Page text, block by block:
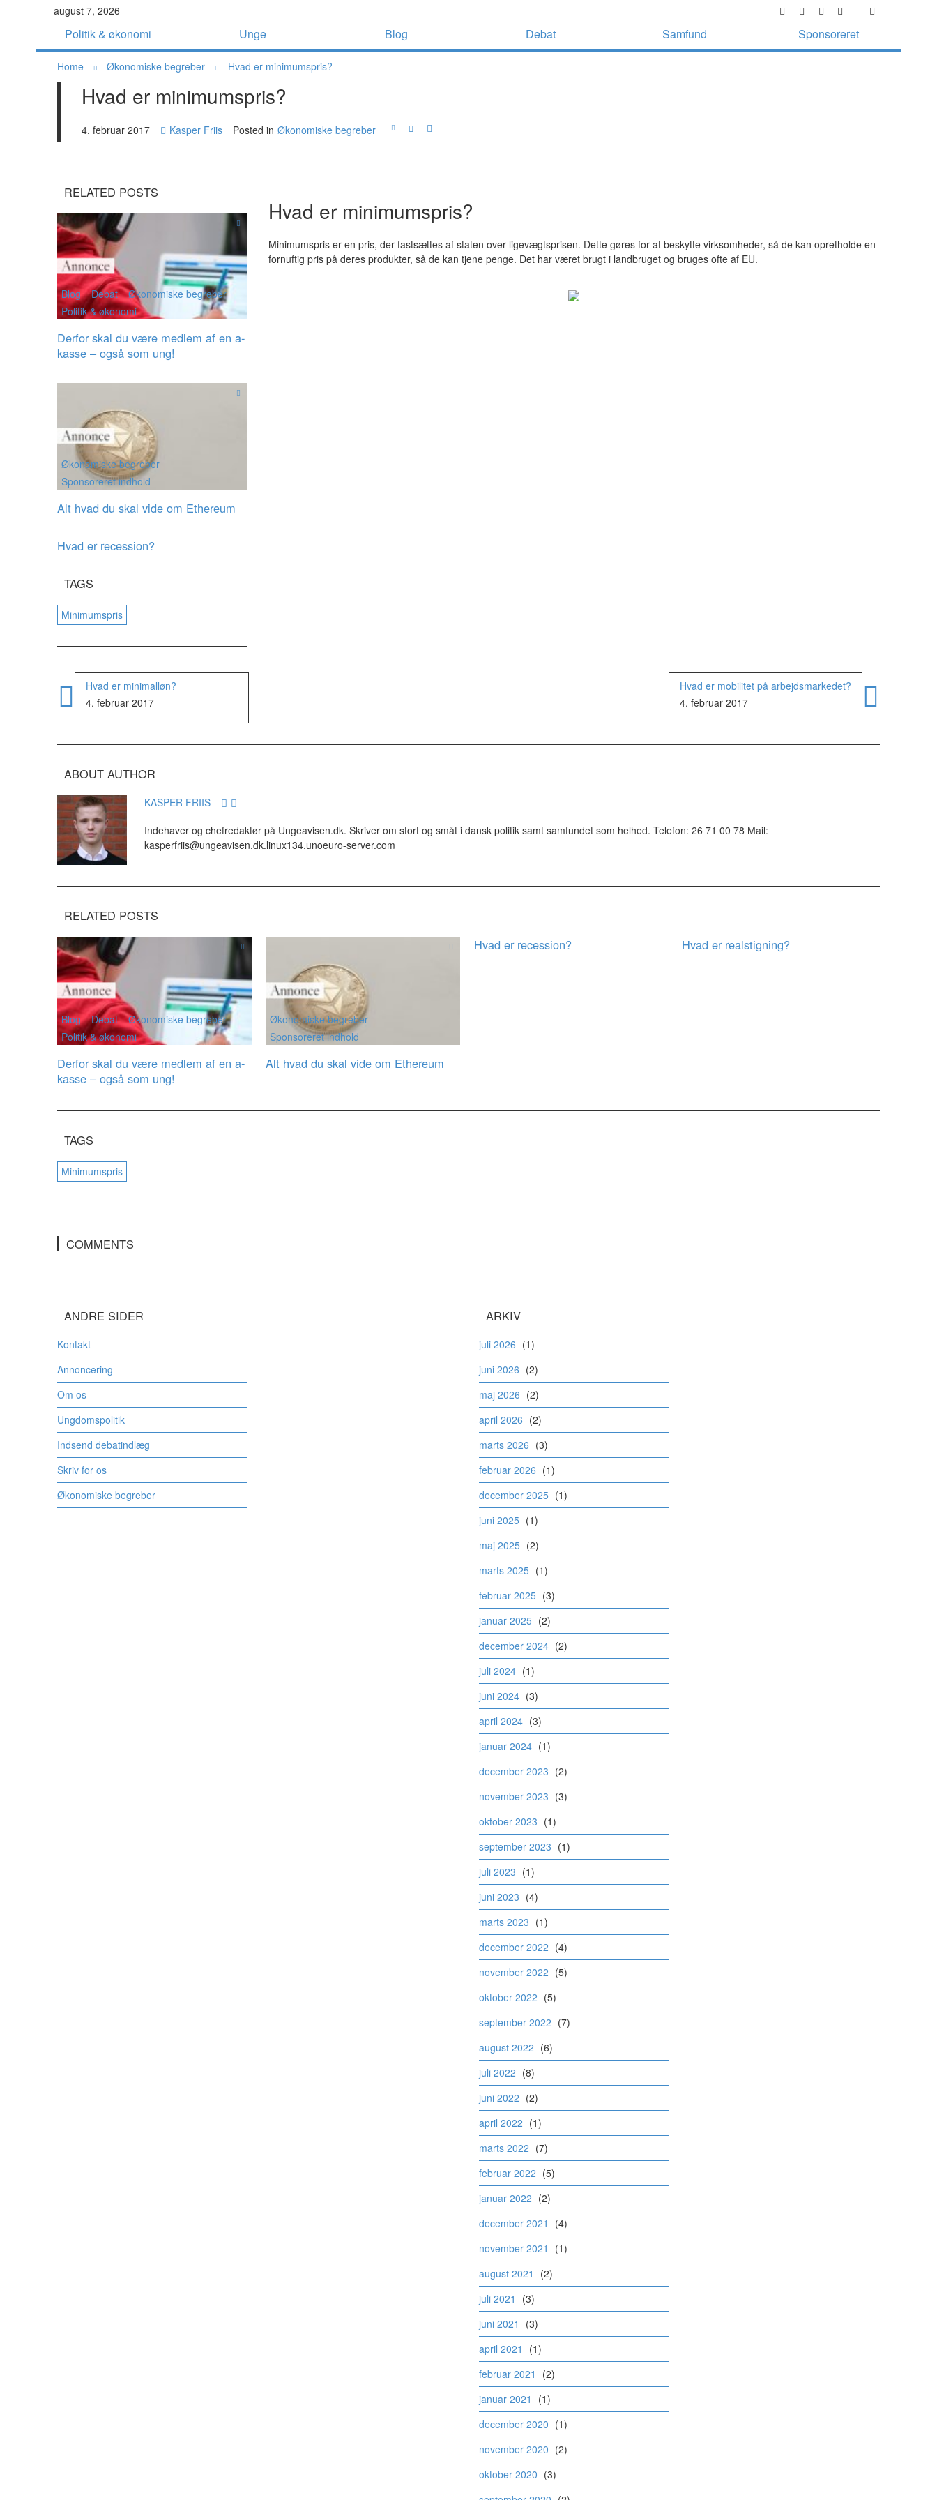
august 7, 2026
Politik & økonomi Unge Blog Debat Samfund Sponsoreret
Home Økonomiske begreber Hvad er minimumspris?
Hvad er minimumspris?
4. februar 2017 Kasper Friis Posted in Økonomiske begreber
Hvad er minimumspris?
Minimumspris er en pris, der fastsættes af staten over ligevægtsprisen. Dette gøres for at beskytte virksomheder, så de kan opretholde en
fornuftig pris på deres produkter, så de kan tjene penge. Det har været brugt i landbruget og bruges ofte af EU.
RELATED POSTS
Blog Debat
Økonomiske begreber
Politik & økonomi
Derfor skal du være medlem af en a-
kasse – også som ung!
Økonomiske begreber
Sponsoreret indhold
Alt hvad du skal vide om Ethereum
Hvad er recession?
TAGS
Minimumspris
Hvad er minimalløn?
4. februar 2017
Hvad er mobilitet på arbejdsmarkedet?
4. februar 2017
ABOUT AUTHOR
KASPER FRIIS
Indehaver og chefredaktør på Ungeavisen.dk. Skriver om stort og småt i dansk politik samt samfundet som helhed. Telefon: 26 71 00 78 Mail:
kasperfriis@ungeavisen.dk.linux134.unoeuro-server.com
RELATED POSTS
Blog Debat
Økonomiske begreber
Politik & økonomi
Derfor skal du være medlem af en a-
kasse – også som ung!
Økonomiske begreber
Sponsoreret indhold
Alt hvad du skal vide om Ethereum
Hvad er recession? Hvad er realstigning?
TAGS
Minimumspris
COMMENTS
ANDRE SIDER
Kontakt
Annoncering
Om os
Ungdomspolitik
Indsend debatindlæg
Skriv for os
Økonomiske begreber
ARKIV
juli 2026 (1)
juni 2026 (2)
maj 2026 (2)
april 2026 (2)
marts 2026 (3)
februar 2026 (1)
december 2025 (1)
juni 2025 (1)
maj 2025 (2)
marts 2025 (1)
februar 2025 (3)
januar 2025 (2)
december 2024 (2)
juli 2024 (1)
juni 2024 (3)
april 2024 (3)
januar 2024 (1)
december 2023 (2)
november 2023 (3)
oktober 2023 (1)
september 2023 (1)
juli 2023 (1)
juni 2023 (4)
marts 2023 (1)
december 2022 (4)
november 2022 (5)
oktober 2022 (5)
september 2022 (7)
august 2022 (6)
juli 2022 (8)
juni 2022 (2)
april 2022 (1)
marts 2022 (7)
februar 2022 (5)
januar 2022 (2)
december 2021
(4)
november 2021
(1)
august 2021
(2)
juli 2021
(3)
juni 2021
(3)
april 2021
(1)
februar 2021
(2)
januar 2021
(1)
december 2020 (1)
november 2020 (2)
oktober 2020 (3)